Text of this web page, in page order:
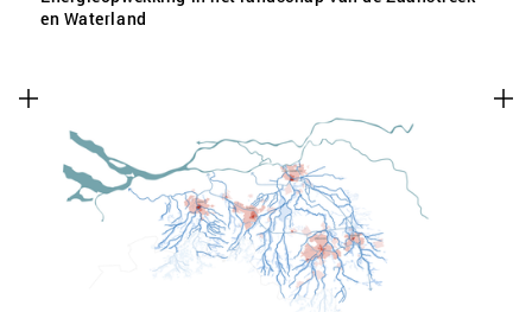
en Waterland